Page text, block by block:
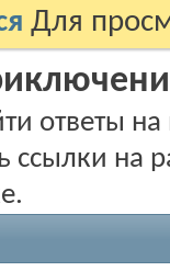
Для
ответы
ссылки на